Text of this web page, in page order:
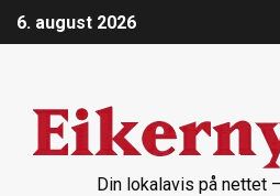
6. august 2026
Din lokalavis på nettet